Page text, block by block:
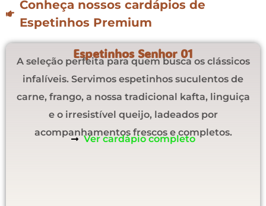
Conheça nossos cardápios de
Espetinhos Premium​
Espetinhos Senhor 01
A seleção perfeita para quem busca os clássicos
infalíveis. Servimos espetinhos suculentos de
carne, frango, a nossa tradicional kafta, linguiça
e o irresistível queijo, ladeados por
acompanhamentos frescos e completos.
Ver cardápio completo